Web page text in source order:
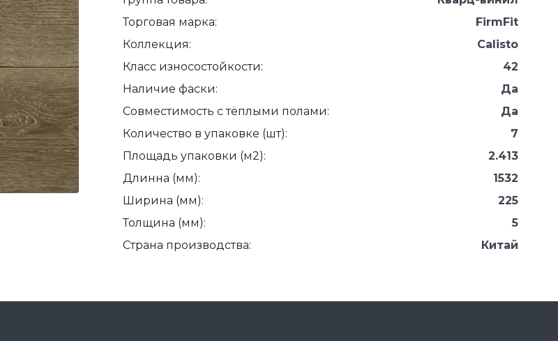
Торговая марка:
FirmFit
Коллекция:
Calisto
Класс износостойкости:
42
Наличие фаски:
Да
Совместимость с тёплыми полами:
Да
Количество в упаковке (шт):
7
Площадь упаковки (м2):
2.413
Длинна (мм):
1532
Ширина (мм):
225
Толщина (мм):
5
Страна производства:
Китай